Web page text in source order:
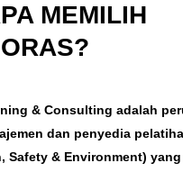
MEMILIH
& Consulting adalah
dan penyedia
Safety & Environment)